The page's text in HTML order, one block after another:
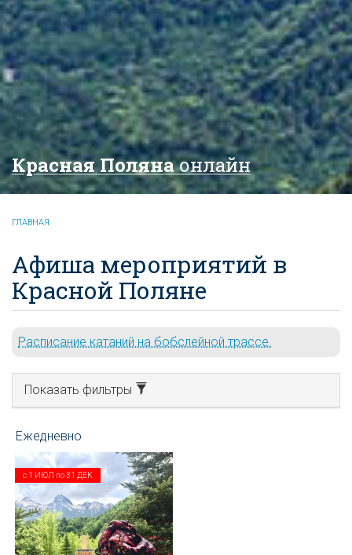
Красная Полянаонлайн
ГЛАВНАЯ
Афиша мероприятий в
Красной Поляне
Расписание катаний на бобслейной трассе.
Показать фильтры
с 1 ИЮЛ по31 ДЕК